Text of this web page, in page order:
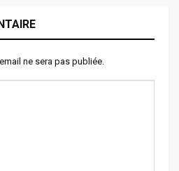
ne sera pas publiée.